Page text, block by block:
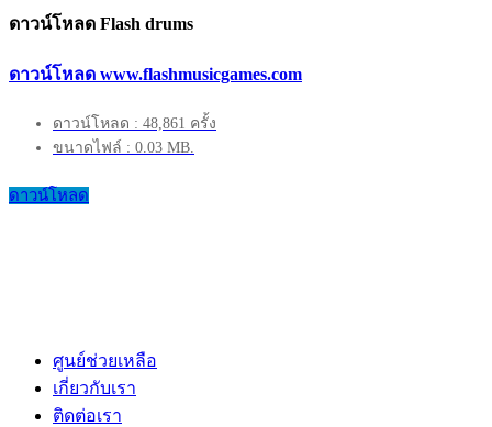
ดาวน์โหลด Flash drums
ดาวน์โหลด www.flashmusicgames.com
ดาวน์โหลด : 48,861 ครั้ง
ขนาดไฟล์ : 0.03 MB.
ดาวน์โหลด
ศูนย์ช่วยเหลือ
เกี่ยวกับเรา
ติดต่อเรา